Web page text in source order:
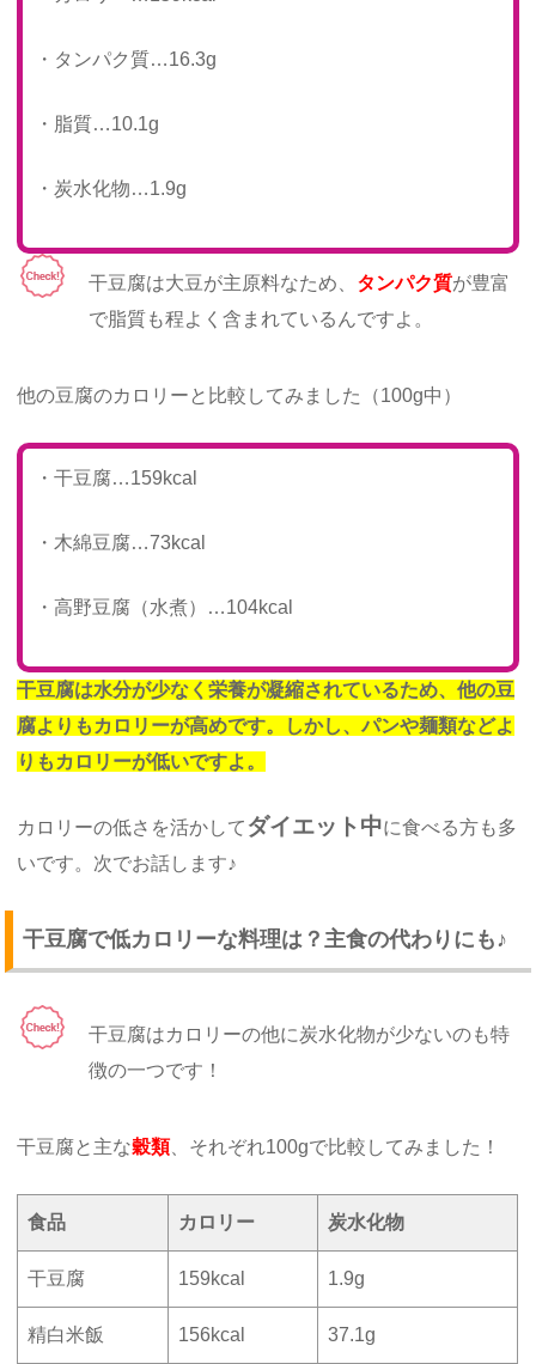
・タンパク質…16.3g
・脂質…10.1g
・炭水化物…1.9g
干豆腐は大豆が主原料なため、 タンパク質が豊富
で脂質も程よく含まれているんですよ。
他の豆腐のカロリーと比較してみました（100g中）
・干豆腐…159kcal
・木綿豆腐…73kcal
・高野豆腐（水煮）…104kcal
干豆腐は水分が少なく栄養が凝縮されているため、他の豆
腐よりもカロリーが高めです。しかし、パンや麺類などよ
りもカロリーが低いですよ。
カロリーの低さを活かして ダイエット中に食べる方も多
いです。次でお話します♪
干豆腐で低カロリーな料理は？主食の代わりにも♪
干豆腐はカロリーの他に炭水化物が少ないのも特
徴の一つです！
干豆腐と主な穀類、それぞれ100gで比較してみました！
食品 カロリー 炭水化物
干豆腐 159kcal 1.9g
精白米飯 156kcal 37.1g